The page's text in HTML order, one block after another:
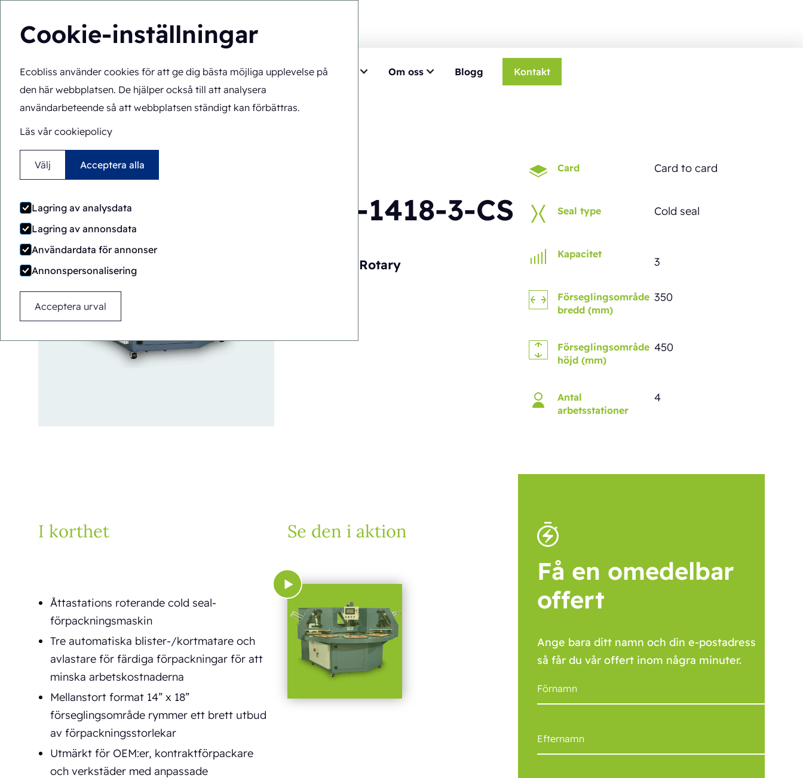
Cookie-inställningar
Ecobliss använder cookies för att ge dig bästa möjliga upplevelse på
den här webbplatsen. De hjälper också till att analysera
användarbeteende så att webbplatsen ständigt kan förbättras.
Läs vår cookiepolicy
Välj Acceptera alla
Lagring av analysdata
Lagring av annonsdata
Användardata för annonser
Annonspersonalisering
Acceptera urval
Lösningar Expertis Välj Ecobliss Om oss Blogg Kontakt
SV
Du är här:
Hem Lösningar > Förpackningsmaskiner
FAB8-1418-3-CS
Rotary
Card Card to card
Seal type Cold seal
Kapacitet
3
Förseglingsområde
bredd (mm)
350
Förseglingsområde
höjd (mm)
450
Antal
arbetsstationer
4
I korthet
Åttastations roterande cold seal-
förpackningsmaskin
Tre automatiska blister-/kortmatare och
avlastare för färdiga förpackningar för att
minska arbetskostnaderna
Mellanstort format 14” x 18”
förseglingsområde rymmer ett brett utbud
av förpackningsstorlekar
Utmärkt för OEM:er, kontraktförpackare
och verkstäder med anpassade
Se den i aktion
Få en omedelbar
offert
Ange bara ditt namn och din e-postadress
så får du vår offert inom några minuter.